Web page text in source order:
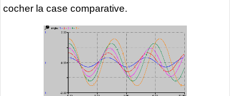
cocher la case comparative.